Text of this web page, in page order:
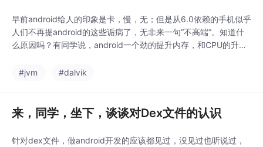
早前android给人的印象是卡，慢，无；但是从6.0依赖的手机似乎
人们不再提android的这些诟病了，无非来一句“不高端”。知道什
么原因吗？有同学说，android一个劲的提升内存，和CPU的升
Dalvik和Art，你将一切都明白了。什么是JVMJVM本质上就是一
#jvm #dalvik
来，同学，坐下，谈谈对Dex文件的认识
针对dex文件，做android开发的应该都见过，没见过也听说过，